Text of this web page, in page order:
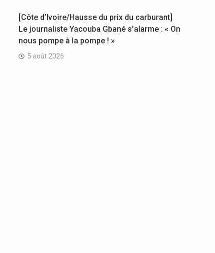
[Côte d’Ivoire/Hausse du prix du carburant]
Le journaliste Yacouba Gbané s’alarme : « On
nous pompe à la pompe ! »
5 août 2026